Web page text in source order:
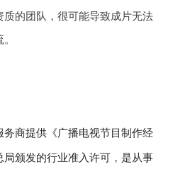
的团队，很可能导致成片无法
务商提供《广播电视节目制作经
颁发的行业准入许可，是从事